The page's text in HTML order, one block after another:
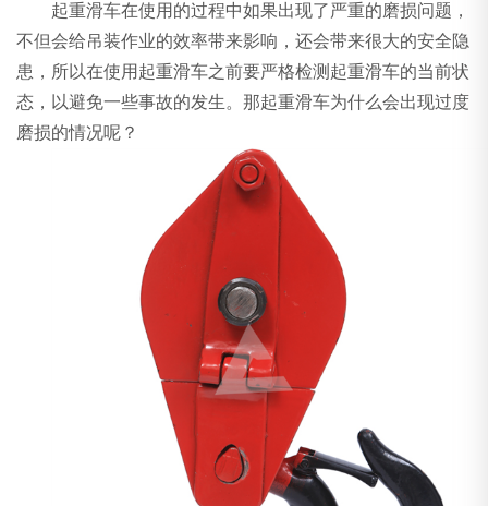
起重滑车在使用的过程中如果出现了严重的磨损问题，
不但会给吊装作业的效率带来影响，还会带来很大的安全隐
患，所以在使用起重滑车之前要严格检测起重滑车的当前状
态，以避免一些事故的发生。那起重滑车为什么会出现过度
磨损的情况呢？